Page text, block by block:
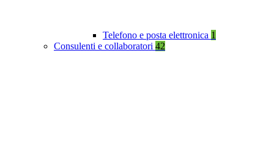
Telefono e posta elettronica 1
Consulenti e collaboratori 42